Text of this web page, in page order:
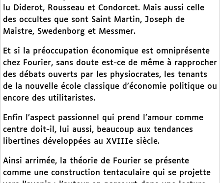
lu Diderot, Rousseau et Condorcet. Mais aussi celle
des occultes que sont Saint Martin, Joseph de
Maistre, Swedenborg et Messmer.
Et si la préoccupation économique est omniprésente
chez Fourier, sans doute est-ce de même à rapprocher
des débats ouverts par les physiocrates, les tenants
de la nouvelle école classique d’économie politique ou
encore des utilitaristes.
Enfin l’aspect passionnel qui prend l’amour comme
centre doit-il, lui aussi, beaucoup aux tendances
libertines développées au XVIIIe siècle.
Ainsi arrimée, la théorie de Fourier se présente
comme une construction tentaculaire qui se projette